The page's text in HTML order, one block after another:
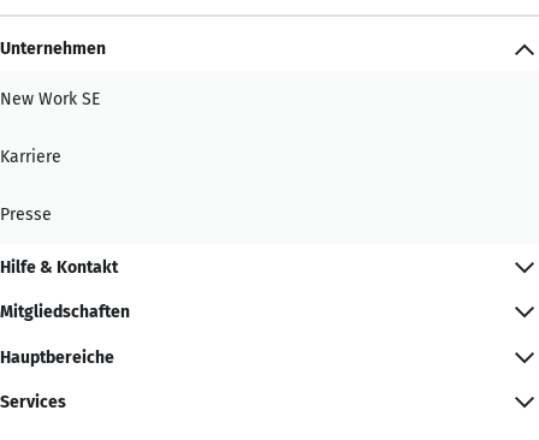
Unternehmen
New Work SE
Karriere
Presse
Hilfe & Kontakt
Mitgliedschaften
Hauptbereiche
Services